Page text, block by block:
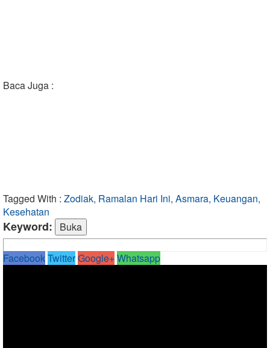
Baca Juga :
Tagged With : Zodiak, Ramalan Hari Ini, Asmara, Keuangan,
Kesehatan
Keyword:
FacebookTwitterGoogle+Whatsapp